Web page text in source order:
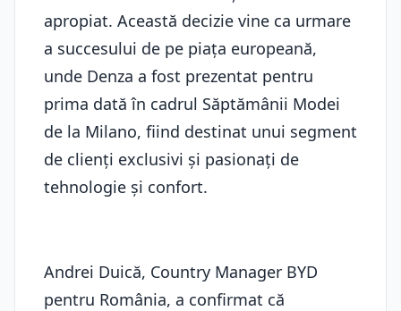
apropiat. Această decizie vine ca urmare
a succesului de pe piața europeană,
unde Denza a fost prezentat pentru
prima dată în cadrul Săptămânii Modei
de la Milano, fiind destinat unui segment
de clienți exclusivi și pasionați de
tehnologie și confort.
Andrei Duică, Country Manager BYD
pentru România, a confirmat că